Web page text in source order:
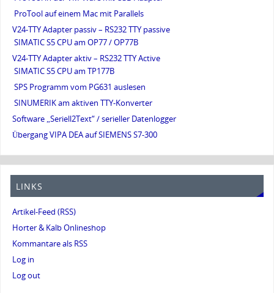
ProTool auf einem Mac mit Parallels
V24-TTY Adapter passiv – RS232 TTY passive
SIMATIC S5 CPU am OP77 / OP77B
V24-TTY Adapter aktiv – RS232 TTY Active
SIMATIC S5 CPU am TP177B
SPS Programm vom PG631 auslesen
SINUMERIK am aktiven TTY-Konverter
Software „Seriell2Text“ / serieller Datenlogger
Übergang VIPA DEA auf SIEMENS S7-300
LINKS
Artikel-Feed (RSS)
Horter & Kalb Onlineshop
Kommantare als RSS
Log in
Log out